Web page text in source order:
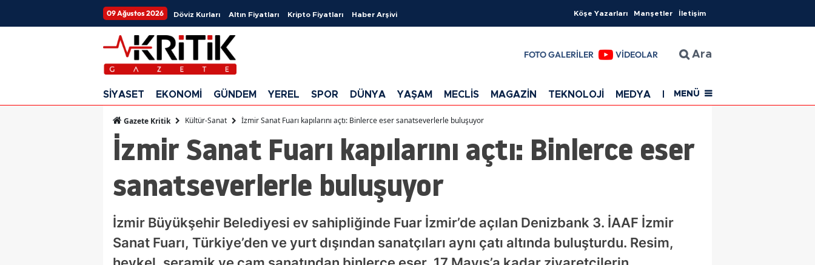
09 Ağustos 2026 Döviz Kurları Altın Fiyatları Kripto Fiyatları Haber Arşivi Köşe Yazarları Manşetler İletişim
FOTO GALERİLER VİDEOLAR Ara
SİYASET EKONOMİ GÜNDEM YEREL SPOR DÜNYA YAŞAM MECLİS MAGAZİN TEKNOLOJİ MEDYA EĞİTİM SAĞLIK
MENÜ
Gazete Kritik Kültür-Sanat İzmir Sanat Fuarı kapılarını açtı: Binlerce eser sanatseverlerle buluşuyor
İzmir Sanat Fuarı kapılarını açtı: Binlerce eser
sanatseverlerle buluşuyor
İzmir Büyükşehir Belediyesi ev sahipliğinde Fuar İzmir’de açılan Denizbank 3. İAAF İzmir
Sanat Fuarı, Türkiye’den ve yurt dışından sanatçıları aynı çatı altında buluşturdu. Resim,